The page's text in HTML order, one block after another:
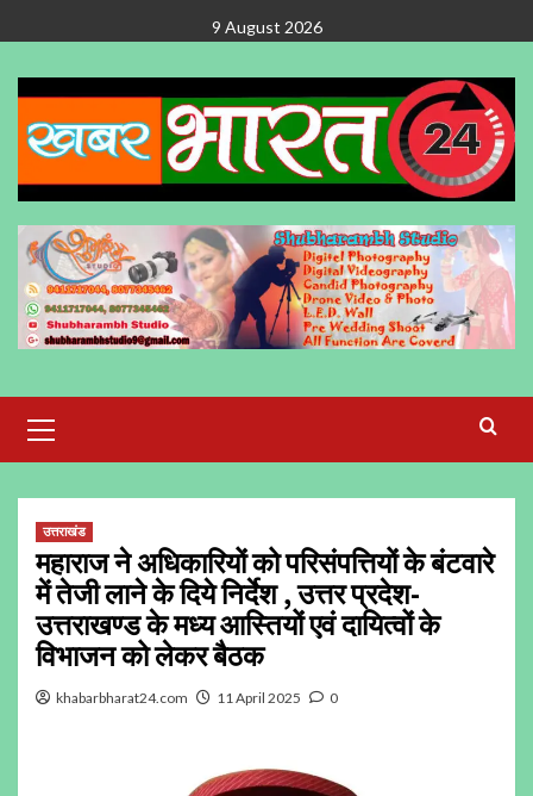
to
content
9 August 2026
Menu
उत्तराखंड
महाराज ने अधिकारियों को परिसंपत्तियों के बंटवारे
में तेजी लाने के दिये निर्देश , उत्तर प्रदेश-
उत्तराखण्ड के मध्य आस्तियों एवं दायित्वों के
विभाजन को लेकर बैठक
khabarbharat24.com 11 April 2025 0